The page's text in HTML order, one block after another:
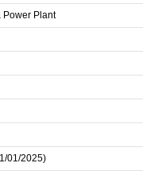
Power Plant
01/2025)